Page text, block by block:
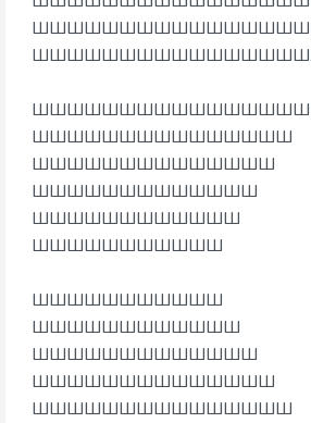
ШШШШШШШШШШШШШШШШ.
ШШШШШШШШШШШШШШШШ
ШШШШШШШШШШШШШШШ
ШШШШШШШШШШШШШШ
ШШШШШШШШШШШШШ
ШШШШШШШШШШШШ
ШШШШШШШШШШШ
ШШШШШШШШШШШ
ШШШШШШШШШШШШ
ШШШШШШШШШШШШШ
ШШШШШШШШШШШШШШ
ШШШШШШШШШШШШШШШ